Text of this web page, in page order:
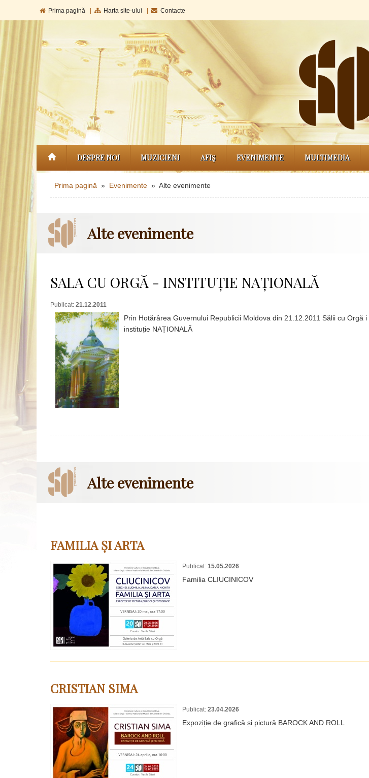
Prima pagină Harta site-ului Contacte
DESPRE NOI MUZICIENI AFIŞ EVENIMENTE MULTIMEDIA
Prima pagină » Evenimente » Alte evenimente
Alte evenimente
SALA CU ORGĂ - INSTITUȚIE NAȚIONALĂ
Publicat: 21.12.2011
Prin Hotărârea Guvernului Republicii Moldova din 21.12.2011 Sălii cu Orgă
instituție NAȚIONALĂ
Alte evenimente
FAMILIA ȘI ARTA
Publicat: 15.05.2026
Familia CLIUCINICOV
CRISTIAN SIMA
Publicat: 23.04.2026
Expoziție de grafică și pictură BAROCK AND ROLL